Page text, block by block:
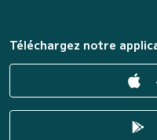
Téléchargez notre